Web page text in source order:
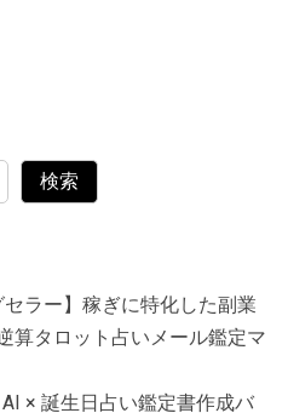
検索
ラー】稼ぎに特化した副業
算タロット占いメール鑑定マ
× 誕生日占い鑑定書作成バ